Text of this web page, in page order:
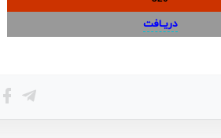
دریـافت